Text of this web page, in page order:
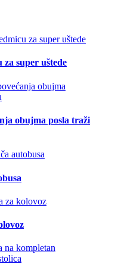
super uštede
obujma posla traži